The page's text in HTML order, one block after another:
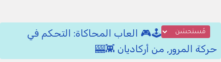
🕹️🎮 العاب المحاكاة: التحكم في
حركة المرور, من أركاديان 👾🎰